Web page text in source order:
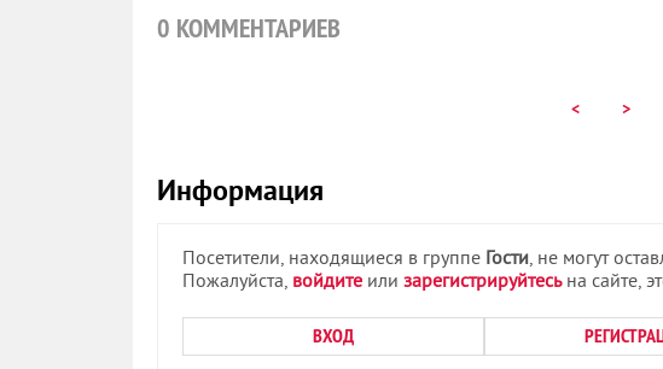
0 КОММЕНТАРИЕВ
< >
Информация
Посетители, находящиеся в группе Гости, не могут
Пожалуйста, войдите или зарегистрируйтесьна сайте,
ВХОД